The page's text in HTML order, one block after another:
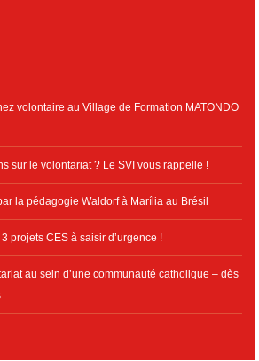
volontaire au Village de Formation MATONDO
sur le volontariat ? Le SVI vous rappelle !
la pédagogie Waldorf à Marília au Brésil
projets CES à saisir d’urgence !
au sein d’une communauté catholique – dès